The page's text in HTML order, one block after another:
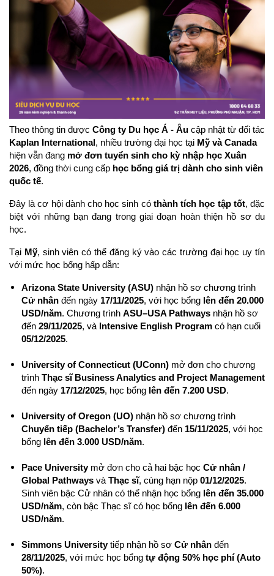
Theo thông tin được Công ty Du học Á - Âu
Kaplan International , nhiều trường đại học tại Mỹ và Canada
hiện vẫn đang mở đơn tuyển sinh cho kỳ nhập học Xuân
2026, đồng thời cung cấp học bổng giá trị dành cho sinh viên
quốc tế.
Đây là cơ hội dành cho học sinh có thành tích học tập tốt, đặc
biệt với những bạn đang trong giai đoạn hoàn thiện hồ sơ du
học.
Tại Mỹ, sinh viên có thể đăng ký vào các trường đại học uy tín
với mức học bổng hấp dẫn:
Arizona State University (ASU)
Cử nhân đến ngày 17/11/2025, với học bổng lên đến 20.000
USD/năm. Chương trình ASU–USA Pathways nhận hồ sơ
đến 29/11/2025, và Intensive English Program
05/12/2025.
University of Connecticut (UConn) mở đơn cho chương
trình Thạc sĩ Business Analytics and Project Management
đến ngày 17/12/2025, học bổng lên đến 7.200 USD.
University of Oregon (UO)
Chuyển tiếp (Bachelor’s Transfer) đến 15/11/2025, với học
bổng lên đến 3.000 USD/năm.
Pace University mở đơn cho cả hai bậc học Cử nhân /
Global Pathways và Thạc sĩ, cùng hạn nộp 01/12/2025.
Sinh viên bậc Cử nhân có thể nhận học bổng lên đến 35.000
USD/năm, còn bậc Thạc sĩ có học bổng lên đến 6.000
USD/năm.
Simmons University tiếp nhận hồ sơ Cử nhân
28/11/2025, với mức học bổng tự động 50% học phí (Auto
50%).